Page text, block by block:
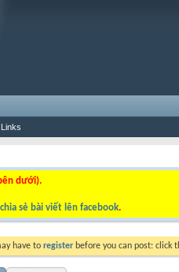
dưới).
sẻ bài viết lên facebook.
have to register before you can post: click